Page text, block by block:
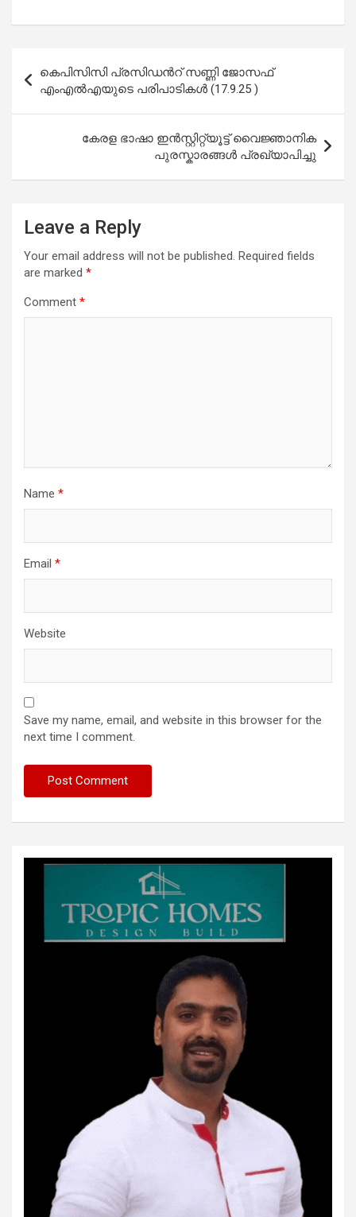
navigation
കെപിസിസി പ്രസിഡൻറ് സണ്ണി ജോസഫ്
എംഎൽഎയുടെ പരിപാടികൾ (17.9.25 )
കേരള ഭാഷാ ഇൻസ്റ്റിറ്റ്യൂട്ട് വൈജ്ഞാനിക
പുരസ്കാരങ്ങൾ പ്രഖ്യാപിച്ചു
Leave a Reply
Your email address will not be published. Required fields
are marked *
Comment *
Name *
Email *
Website
Save my name, email, and website in this browser for the
next time I comment.